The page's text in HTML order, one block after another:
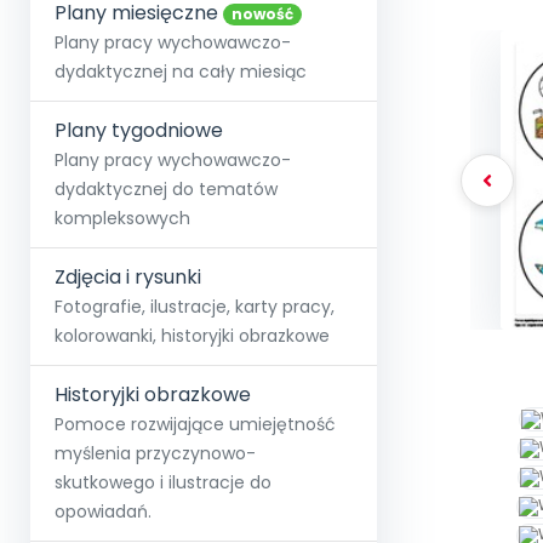
Społeczność
+48 12 631 04 10
kontakt@blizejprzedszkola.pl
O miesięczniku
Strona główna
Strefy,
O Akademii
Akademia
Poznaj pakiet MAX
Testuj przez 7 dni
E-
∞Pakiet
Pełen
Wszystkie projekty
Skontaktuj się
Dodaj wpis
Plany miesięczne nowość
Plany pracy wychowawczo-
dydaktycznej na cały miesiąc
Plany tygodniowe
Plany pracy wychowawczo-
dydaktycznej do tematów
kompleksowych
Zdjęcia i rysunki
Fotografie, ilustracje, karty pracy,
kolorowanki, historyjki obrazkowe
Historyjki obrazkowe
Pomoce rozwijające umiejętność
myślenia przyczynowo-
skutkowego i ilustracje do
opowiadań.